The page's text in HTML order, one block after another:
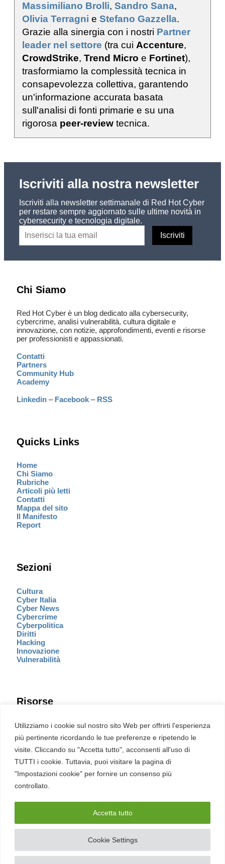
Utilizziamo i cookie sul nostro sito Web per offrirti l'esperienza
più pertinente ricordando le tue preferenze e ripetendo le
visite. Cliccando su "Accetta tutto", acconsenti all'uso di
TUTTI i cookie. Tuttavia, puoi visitare la pagina di
"Impostazioni cookie" per fornire un consenso più
controllato.
Cookie Settings
Accetta tutto
Massimiliano Brolli, Sandro Sana,
Olivia Terragni e Stefano Gazzella.
Grazie alla sinergia con i nostri Partner
leader nel settore (tra cui Accenture,
CrowdStrike, Trend Micro e Fortinet),
trasformiamo la complessità tecnica in
consapevolezza collettiva, garantendo
un'informazione accurata basata
sull'analisi di fonti primarie e su una
rigorosa peer-review tecnica.
Iscriviti alla nostra newsletter
Iscriviti alla newsletter settimanale di Red Hot Cyber
per restare sempre aggiornato sulle ultime novità in
cybersecurity e tecnologia digitale.
Chi Siamo
Red Hot Cyber è un blog dedicato alla cybersecurity,
cybercrime, analisi vulnerabilità, cultura digitale e
innovazione, con notizie, approfondimenti, eventi e risorse
per professionisti e appassionati.
Contatti
Partners
Community Hub
Academy
Linkedin – Facebook – RSS
Quicks Links
Home
Chi Siamo
Rubriche
Articoli più letti
Contatti
Mappa del sito
Il Manifesto
Report
Sezioni
Cultura
Cyber Italia
Cyber News
Cybercrime
Cyberpolitica
Diritti
Hacking
Innovazione
Vulnerabilità
Risorse
Eventi
Fumetto Cyber
Newsletter
Servizi
Pubblicità
English
Ultime CVE critiche
2026 – REDHOTCYBER Srl. Tutti i diritti riservati